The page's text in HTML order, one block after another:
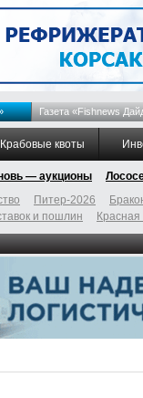
Газета «Fishnews
Крабовые квоты
— аукционы
Питер-2026
и пошлин